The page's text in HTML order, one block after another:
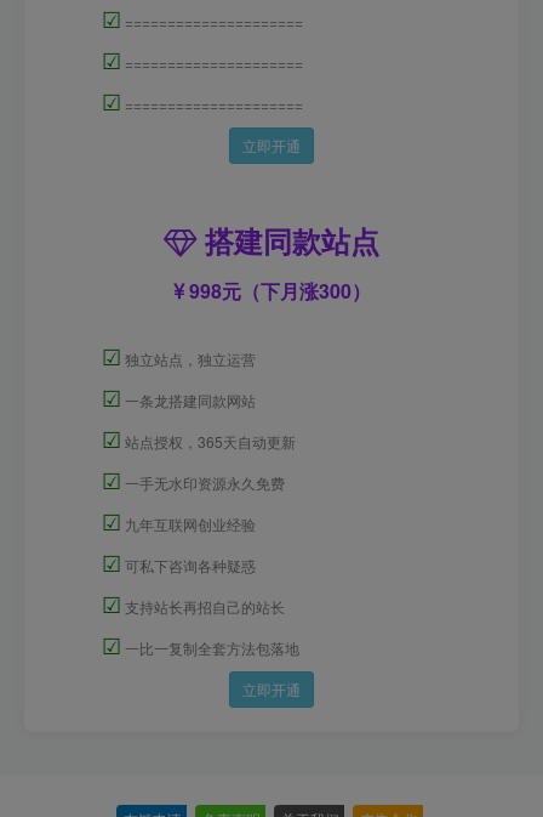
☑ =====================
☑ =====================
☑ =====================
立即开通
搭建同款站点
998元（下月涨300）
☑ 独立站点，独立运营
☑ 一条龙搭建同款网站
☑ 站点授权，365天自动更新
☑ 一手无水印资源永久免费
☑ 九年互联网创业经验
☑ 可私下咨询各种疑惑
☑ 支持站长再招自己的站长
☑ 一比一复制全套方法包落地
立即开通